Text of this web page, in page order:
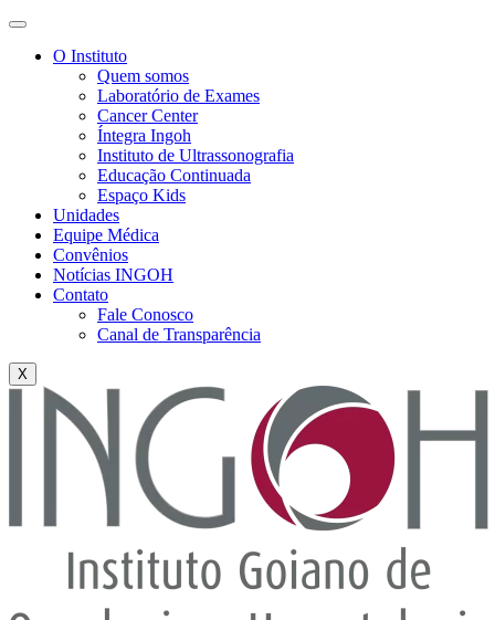
O Instituto
Quem somos
Laboratório de Exames
Cancer Center
Íntegra Ingoh
Instituto de Ultrassonografia
Educação Continuada
Espaço Kids
Unidades
Equipe Médica
Convênios
Notícias INGOH
Contato
Fale Conosco
Canal de Transparência
X